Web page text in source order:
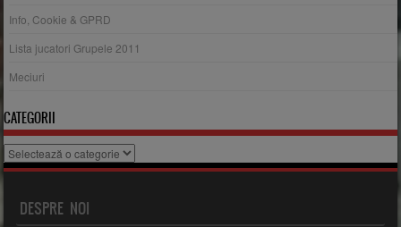
Info, Cookie & GPRD
Lista jucatori Grupele 2011
Meciuri
CATEGORII
Categorii
DESPRE NOI